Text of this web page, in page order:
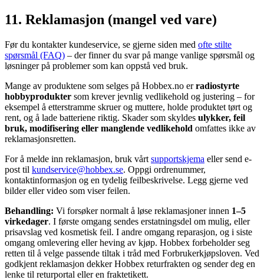
11. Reklamasjon (mangel ved vare)
Før du kontakter kundeservice, se gjerne siden med ofte stilte
spørsmål (FAQ) – der finner du svar på mange vanlige spørsmål og
løsninger på problemer som kan oppstå ved bruk.
Mange av produktene som selges på Hobbex.no erradiostyrte
hobbyprodukter som krever jevnlig vedlikehold og justering – for
eksempel å etterstramme skruer og muttere, holde produktet tørt og
rent, og å lade batteriene riktig. Skader som skyldes ulykker, feil
bruk, modifisering eller manglende vedlikehold omfattes ikke av
reklamasjonsretten.
For å melde inn reklamasjon, bruk vårt supportskjema eller send e-
post til kundservice@hobbex.se. Oppgi ordrenummer,
kontaktinformasjon og en tydelig feilbeskrivelse. Legg gjerne ved
bilder eller video som viser feilen.
Behandling: Vi forsøker normalt å løse reklamasjoner innen 1–5
virkedager. I første omgang sendes erstatningsdel om mulig, eller
prisavslag ved kosmetisk feil. I andre omgang reparasjon, og i siste
omgang omlevering eller heving av kjøp. Hobbex forbeholder seg
retten til å velge passende tiltak i tråd med Forbrukerkjøpsloven. Ved
godkjent reklamasjon dekker Hobbex returfrakten og sender deg en
lenke til returportal eller en fraktetikett.